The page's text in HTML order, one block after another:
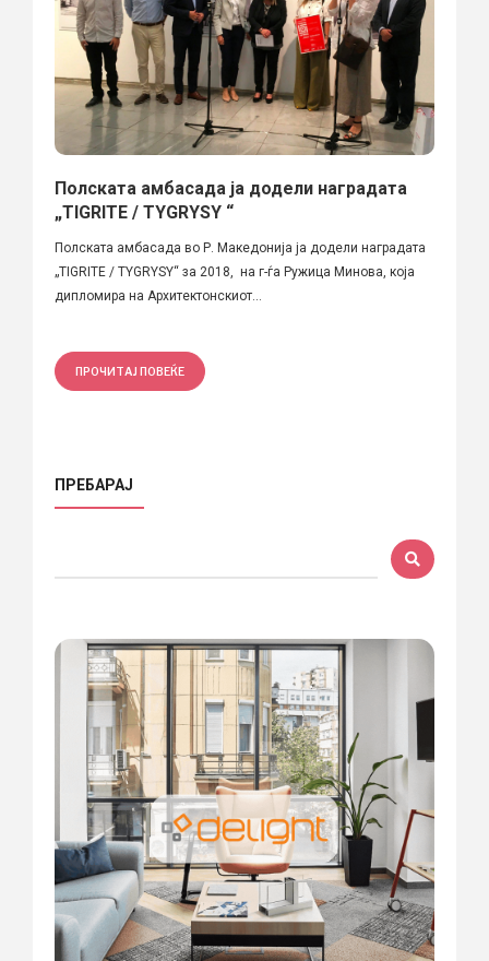
Полската амбасада ја додели наградата
„TIGRITE / TYGRYSY “
Полската амбасада во Р. Македонија ја додели наградата
„TIGRITE / TYGRYSY“ за 2018, на г-ѓа Ружица Минова, која
дипломира на Архитектонскиот...
ПРОЧИТАЈ ПОВЕЌЕ
ПРЕБАРАЈ